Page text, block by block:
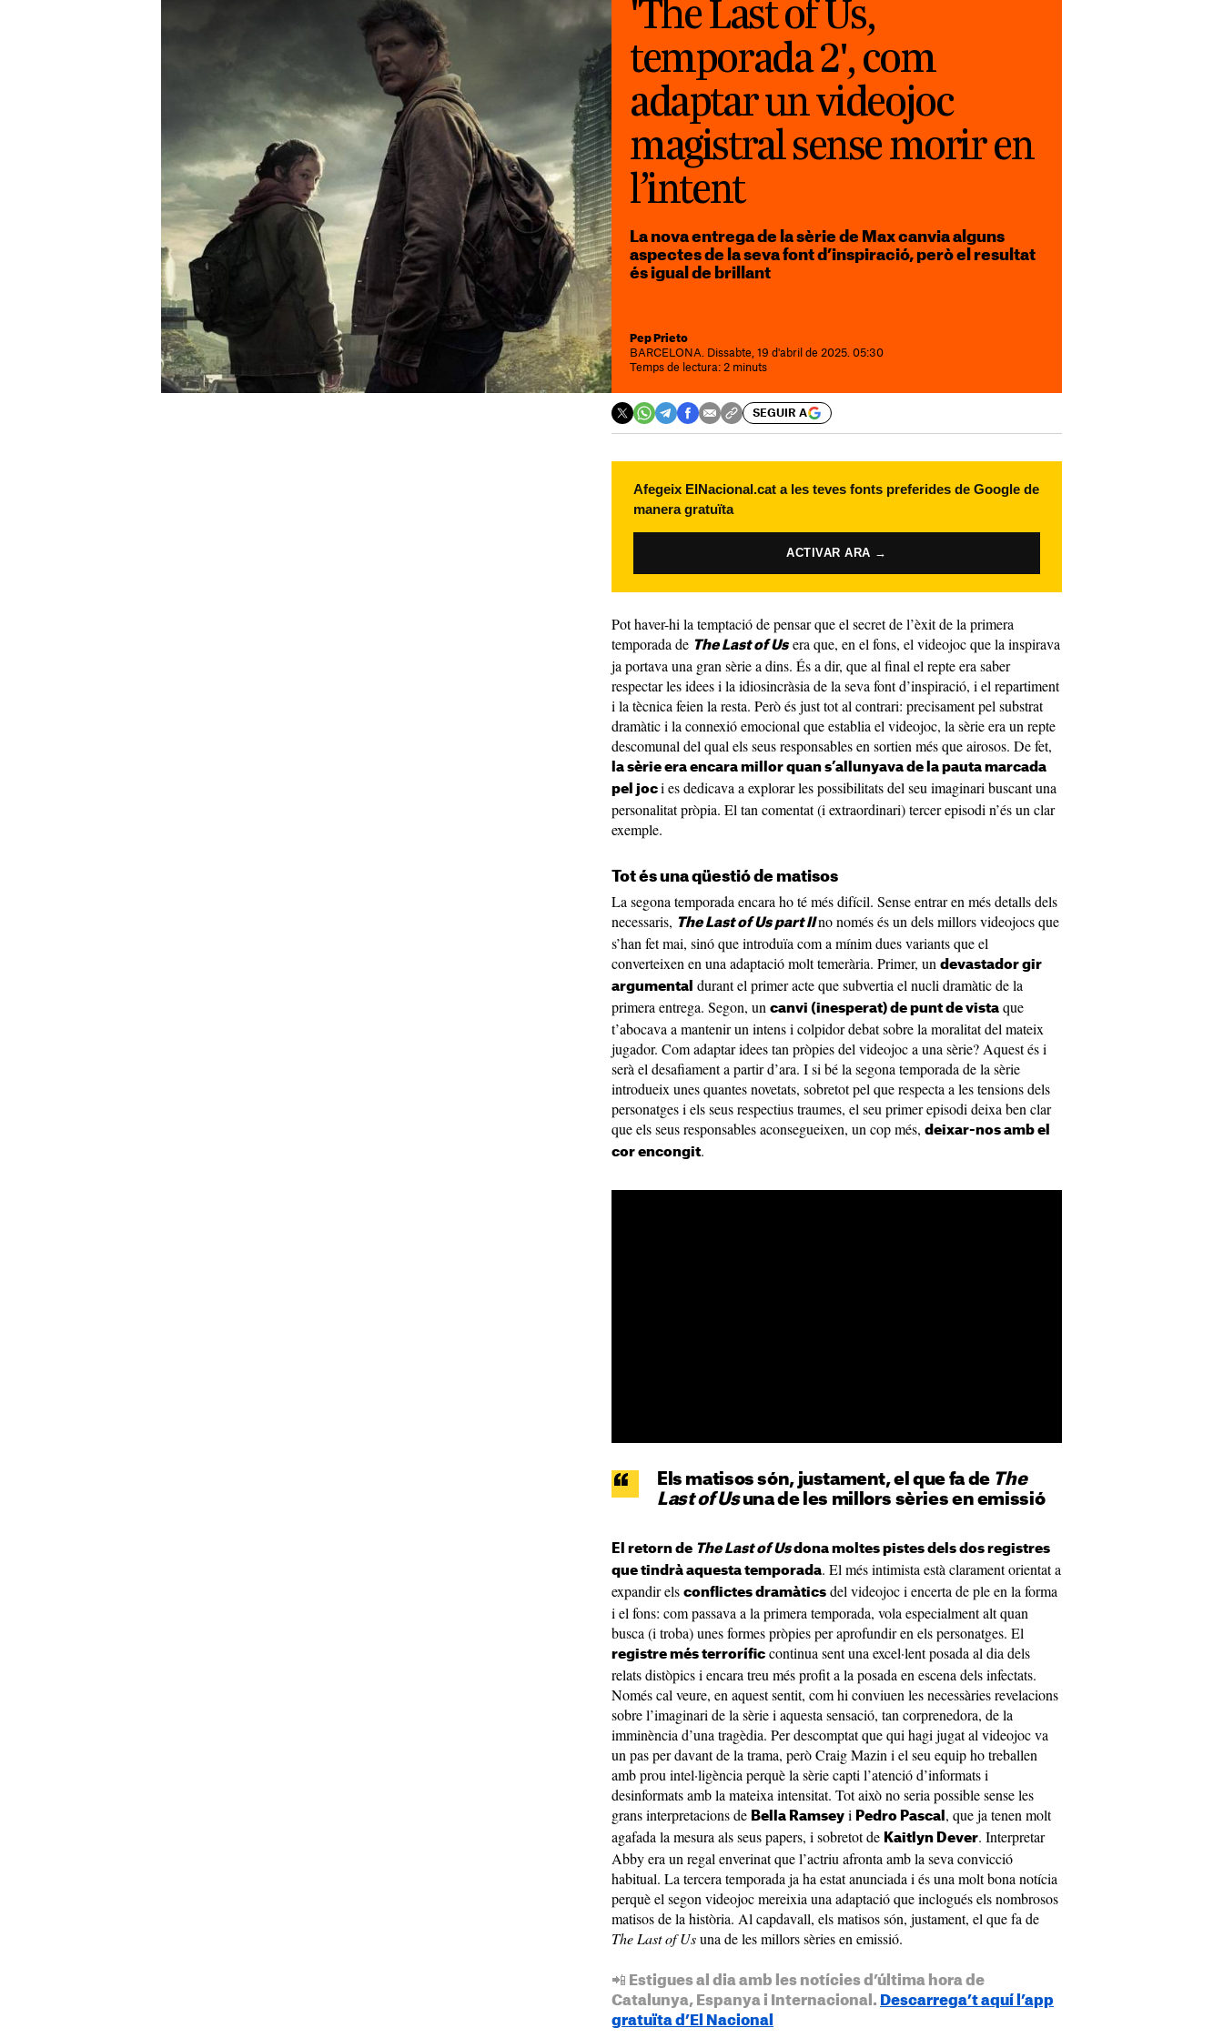
'The Last of Us,
temporada 2', com
adaptar un videojoc
magistral sense morir en
l’intent
La nova entrega de la sèrie de Max canvia alguns
aspectes de la seva font d’inspiració, però el resultat
és igual de brillant
Pep Prieto
BARCELONA. Dissabte, 19 d'abril de 2025. 05:30
Temps de lectura: 2 minuts
SEGUIR A
Afegeix ElNacional.cat a les teves fonts preferides de Google de
manera gratuïta
ACTIVAR ARA →
Pot haver-hi la temptació de pensar que el secret de l’èxit de la primera
temporada de The Last of Usera que, en el fons, el videojoc que la inspirava
ja portava una gran sèrie a dins. És a dir, que al final el repte era saber
respectar les idees i la idiosincràsia de la seva font d’inspiració, i el repartiment
i la tècnica feien la resta. Però és just tot al contrari: precisament pel substrat
dramàtic i la connexió emocional que establia el videojoc, la sèrie era un repte
descomunal del qual els seus responsables en sortien més que airosos. De fet,
la sèrie era encara millor quan s’allunyava de la pauta marcada
pel joc i es dedicava a explorar les possibilitats del seu imaginari buscant una
personalitat pròpia. El tan comentat (i extraordinari) tercer episodi n’és un clar
exemple.
Tot és una qüestió de matisos
La segona temporada encara ho té més difícil. Sense entrar en més detalls dels
necessaris, The Last of Us part IIno només és un dels millors videojocs que
s’han fet mai, sinó que introduïa com a mínim dues variants que el
converteixen en una adaptació molt temerària. Primer, un devastador gir
argumental durant el primer acte que subvertia el nucli dramàtic de la
primera entrega. Segon, un canvi (inesperat) de punt de vista que
t’abocava a mantenir un intens i colpidor debat sobre la moralitat del mateix
jugador. Com adaptar idees tan pròpies del videojoc a una sèrie? Aquest és i
serà el desafiament a partir d’ara. I si bé la segona temporada de la sèrie
introdueix unes quantes novetats, sobretot pel que respecta a les tensions dels
personatges i els seus respectius traumes, el seu primer episodi deixa ben clar
que els seus responsables aconsegueixen, un cop més, deixar-nos amb el
cor encongit.
Els matisos són, justament, el que fa de The
Last of Usuna de les millors sèries en emissió
El retorn de The Last of Usdona moltes pistes dels dos registres
que tindrà aquesta temporada. El més intimista està clarament orientat a
expandir els conflictes dramàtics del videojoc i encerta de ple en la forma
i el fons: com passava a la primera temporada, vola especialment alt quan
busca (i troba) unes formes pròpies per aprofundir en els personatges. El
registre més terrorífic continua sent una excel·lent posada al dia dels
relats distòpics i encara treu més profit a la posada en escena dels infectats.
Només cal veure, en aquest sentit, com hi conviuen les necessàries revelacions
sobre l’imaginari de la sèrie i aquesta sensació, tan corprenedora, de la
imminència d’una tragèdia. Per descomptat que qui hagi jugat al videojoc va
un pas per davant de la trama, però Craig Mazin i el seu equip ho treballen
amb prou intel·ligència perquè la sèrie capti l’atenció d’informats i
desinformats amb la mateixa intensitat. Tot això no seria possible sense les
grans interpretacions de Bella Ramsey i Pedro Pascal , que ja tenen molt
agafada la mesura als seus papers, i sobretot de Kaitlyn Dever. Interpretar
Abby era un regal enverinat que l’actriu afronta amb la seva convicció
habitual. La tercera temporada ja ha estat anunciada i és una molt bona notícia
perquè el segon videojoc mereixia una adaptació que inclogués els nombrosos
matisos de la història. Al capdavall, els matisos són, justament, el que fa de
The Last of Usuna de les millors sèries en emissió.
📲 Estigues al dia amb les notícies d’última hora de
Catalunya, Espanya i Internacional. Descarrega’t aquí l’app
gratuïta d’El Nacional